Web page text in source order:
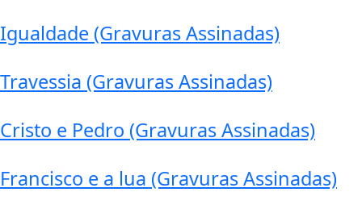
Igualdade (Gravuras Assinadas)
Travessia (Gravuras Assinadas)
Cristo e Pedro (Gravuras Assinadas)
Francisco e a lua (Gravuras Assinadas)